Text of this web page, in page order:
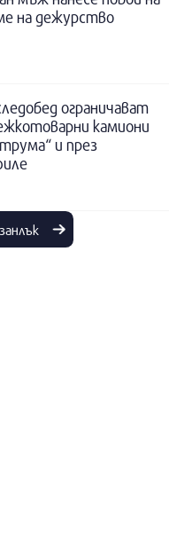
на дежурство
ограничават
камиони
и през